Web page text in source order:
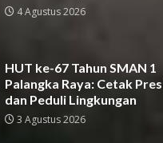
4 Agustus 2026
HUT ke-67 Tahun SMAN 1
Palangka Raya: Cetak
dan Peduli Lingkungan
3 Agustus 2026